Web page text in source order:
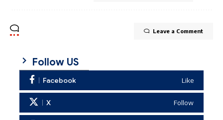
Leave a Comment
Follow US
Facebook Like
X Follow